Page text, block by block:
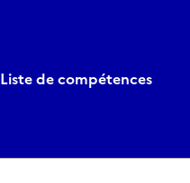
Liste de compétences